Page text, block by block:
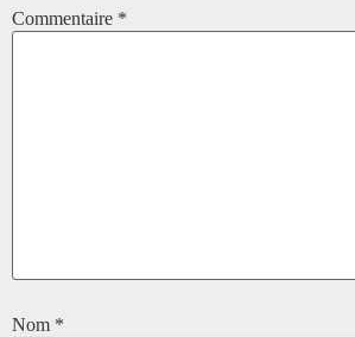
Commentaire *
Nom *